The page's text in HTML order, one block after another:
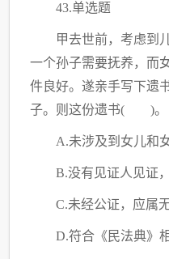
43.单选题
甲去世前，考虑到
一个孙子需要抚养，而
件良好。遂亲手写下遗
子。则这份遗书( )。
A.未涉及到女儿和
B.没有见证人见证
C.未经公证，应属
D.符合《民法典》